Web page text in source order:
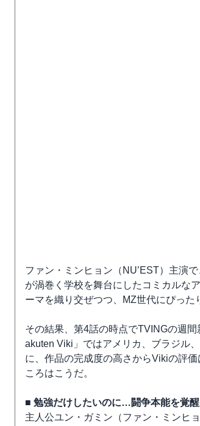
ファン・ミンヒョン（NU’EST）主演
が渦巻く学校を舞台にしたコミカルな
ーマを織り交ぜつつ、MZ世代にぴった
その結果、第4話の時点でTVINGの週
akuten Viki」ではアメリカ、ブラジル
に、作品の完成度の高さからVikiの評
ころはこうだ。
■ 勉強だけしたいのに…闘争本能を覚
主人公ユン・ガミン（ファン・ミンヒ